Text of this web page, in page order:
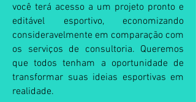
você terá acesso a um projeto pronto e
editável esportivo, economizando
consideravelmente em comparação com
os serviços de consultoria. Queremos
que todos tenham a oportunidade de
transformar suas ideias esportivas em
realidade.